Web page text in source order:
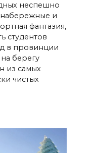
неспешно
и
фантазия,
студентов
в провинции
берегу
из самых
чистых